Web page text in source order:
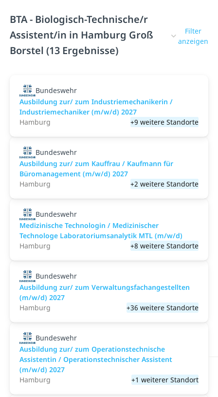
BTA - Biologisch-Technische/r
Assistent/in in Hamburg Groß
Borstel (13 Ergebnisse)
Filter
anzeigen
Bundeswehr
Ausbildung zur/ zum Industriemechanikerin /
Industriemechaniker (m/w/d) 2027
Hamburg
+9 weitere Standorte
Bundeswehr
Ausbildung zur/ zum Kauffrau / Kaufmann für
Büromanagement (m/w/d) 2027
Hamburg
+2 weitere Standorte
Bundeswehr
Medizinische Technologin / Medizinischer
Technologe Laboratoriumsanalytik MTL (m/w/d)
Hamburg
+8 weitere Standorte
Bundeswehr
Ausbildung zur/ zum Verwaltungsfachangestellten
(m/w/d) 2027
Hamburg
+36 weitere Standorte
Bundeswehr
Ausbildung zur/ zum Operationstechnische
Assistentin / Operationstechnischer Assistent
(m/w/d) 2027
Hamburg
+1 weiterer Standort